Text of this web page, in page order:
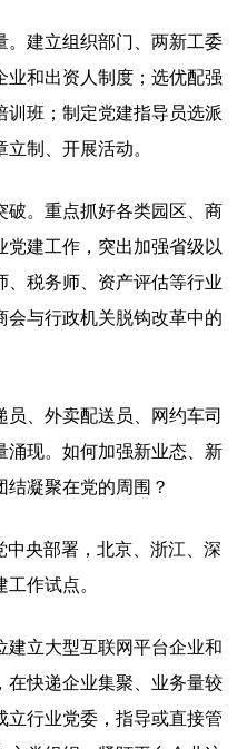
立组织部门、两新工委
业和出资人制度；选优配强
训班；制定党建指导员选派
制、开展活动。
重点抓好各类园区、商
建工作，突出加强省级以
、税务师、资产评估等行业
会与行政机关脱钩改革中的
、外卖配送员、网约车司
涌现。如何加强新业态、新
结凝聚在党的周围？
央部署，北京、浙江、深
作试点。
立大型互联网平台企业和
在快递企业集聚、业务量较
立行业党委，指导或直接管